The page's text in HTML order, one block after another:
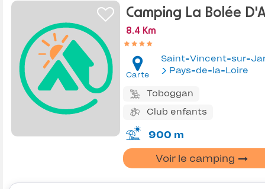
Camping La Bolée
8.4 Km
Carte
Saint-Vincent-sur-
Pays-de-la-Loire
Toboggan
Club enfants
900 m
Voir le camping